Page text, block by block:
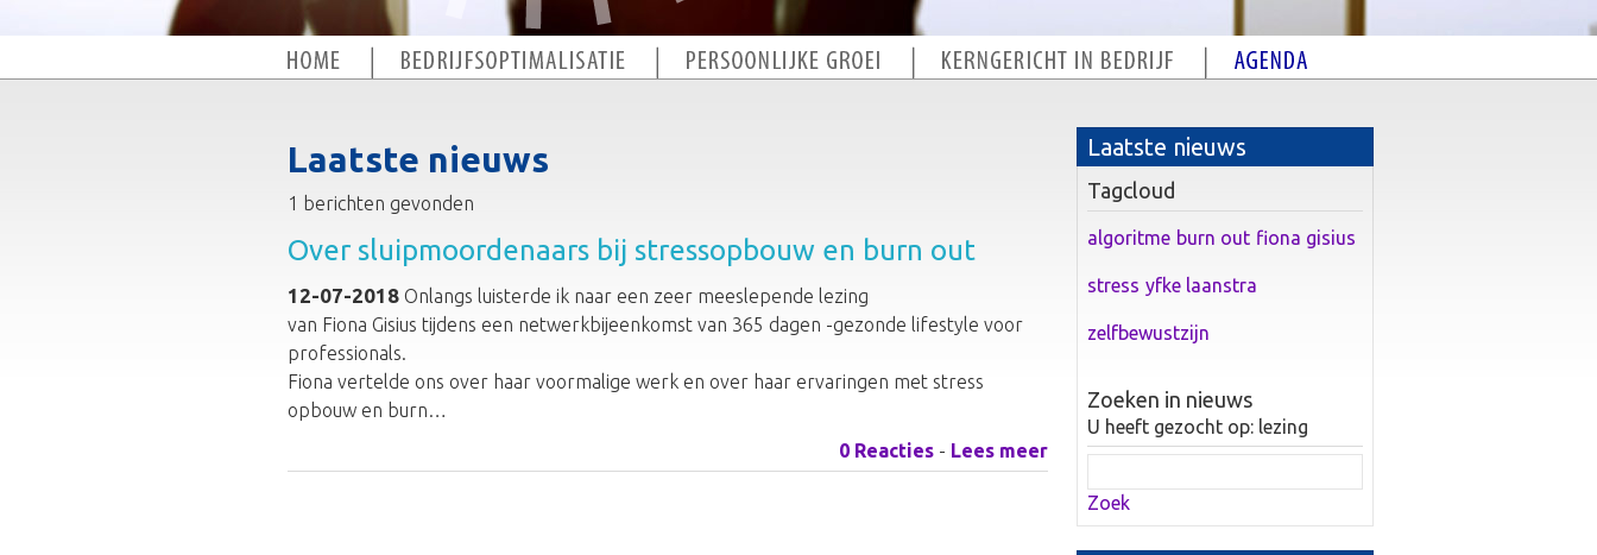
Laatste nieuws
1 berichten gevonden
Over sluipmoordenaars bij stressopbouw en burn out
12-07-2018 Onlangs luisterde ik naar een zeer meeslepende lezing
van Fiona Gisius tijdens een netwerkbijeenkomst van 365 dagen -gezonde lifestyle voor
professionals.
Fiona vertelde ons over haar voormalige werk en over haar ervaringen met stress
opbouw en burn…
0 Reacties - Lees meer
Laatste nieuws
Tagcloud
algoritme burn out fiona gisius
stress yfke laanstra
zelfbewustzijn
Zoeken in nieuws
U heeft gezocht op: lezing
Zoek